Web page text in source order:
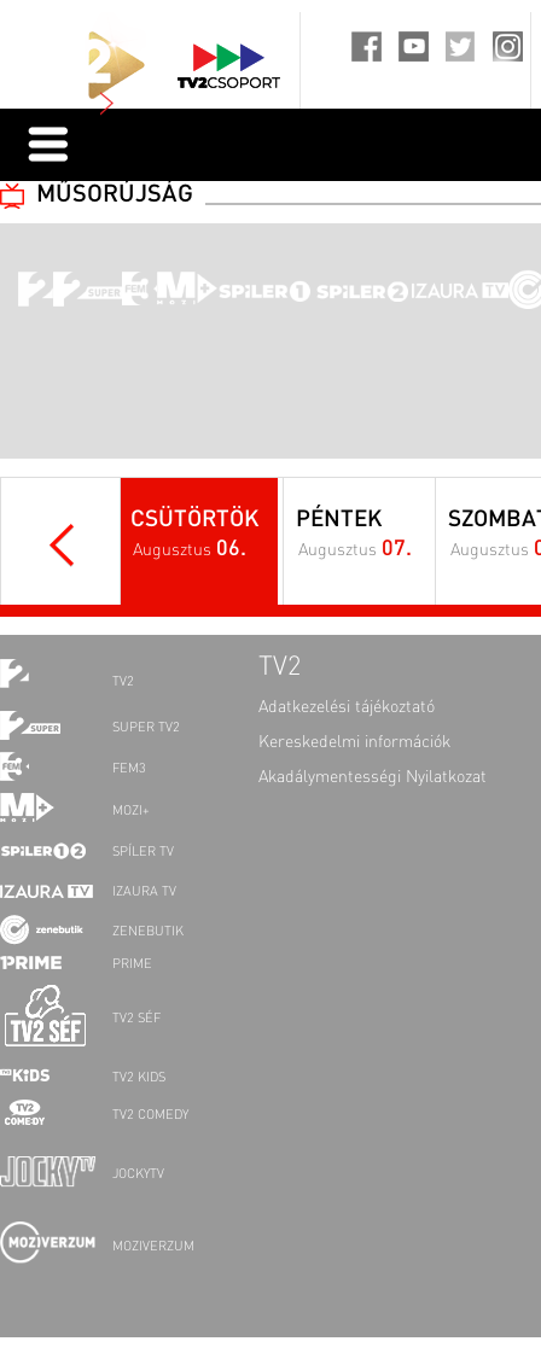
MŰSORÚJSÁG
CSÜTÖRTÖK
Augusztus 06.
PÉNTEK
Augusztus 07. Augusztus
TV2
SUPER TV2
FEM3
MOZI+
SPÍLER TV
IZAURA TV
ZENEBUTIK
PRIME
TV2 SÉF
TV2 KIDS
TV2 COMEDY
JOCKYTV
MOZIVERZUM
TV2
Adatkezelési tájékoztató
Kereskedelmi információk
Akadálymentességi Nyilatkozat